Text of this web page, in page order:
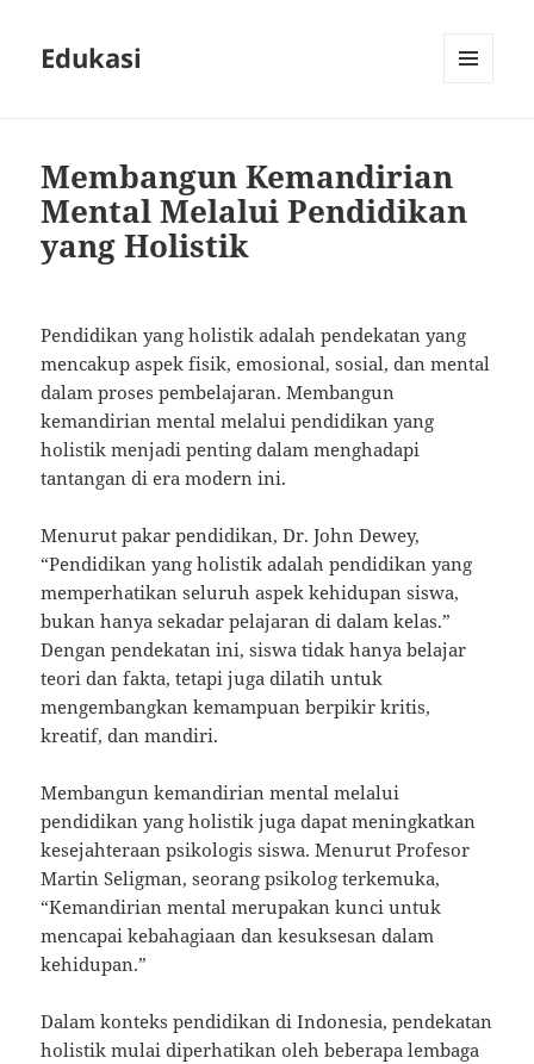
Edukasi
Membangun Kemandirian
Mental Melalui Pendidikan
yang Holistik
Pendidikan yang holistik adalah pendekatan yang
mencakup aspek fisik, emosional, sosial, dan mental
dalam proses pembelajaran. Membangun
kemandirian mental melalui pendidikan yang
holistik menjadi penting dalam menghadapi
tantangan di era modern ini.
Menurut pakar pendidikan, Dr. John Dewey,
“Pendidikan yang holistik adalah pendidikan yang
memperhatikan seluruh aspek kehidupan siswa,
bukan hanya sekadar pelajaran di dalam kelas.”
Dengan pendekatan ini, siswa tidak hanya belajar
teori dan fakta, tetapi juga dilatih untuk
mengembangkan kemampuan berpikir kritis,
kreatif, dan mandiri.
Membangun kemandirian mental melalui
pendidikan yang holistik juga dapat meningkatkan
kesejahteraan psikologis siswa. Menurut Profesor
Martin Seligman, seorang psikolog terkemuka,
“Kemandirian mental merupakan kunci untuk
mencapai kebahagiaan dan kesuksesan dalam
kehidupan.”
Dalam konteks pendidikan di Indonesia, pendekatan
holistik mulai diperhatikan oleh beberapa lembaga